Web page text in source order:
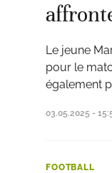
Le jeune
pour le
également
03.05.2025 -
FOOTBALL